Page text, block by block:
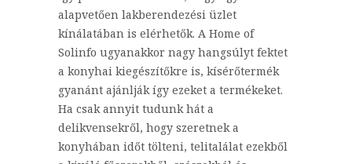
alapvetően lakberendezési üzlet
kínálatában is elérhetők. A Home of
Solinfo ugyanakkor nagy hangsúlyt fektet
a konyhai kiegészítőkre is, kísérőtermék
gyanánt ajánlják így ezeket a termékeket.
Ha csak annyit tudunk hát a
delikvensekről, hogy szeretnek a
konyhában időt tölteni, telitalálat ezekből